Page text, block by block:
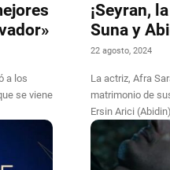
a los
se viene
¡Seyran,
Suna y
22 agosto, 2024
La actriz, Afra
matrimonio de
Ersin Arici